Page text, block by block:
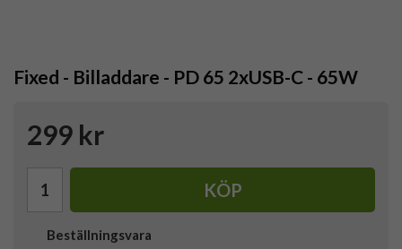
Fixed - Billaddare - PD 65 2xUSB-C - 65W
299 kr
KÖP
Beställningsvara